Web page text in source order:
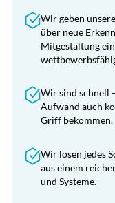
Wir geben
über neue
Mitgestaltung
Wir sind schnell
Aufwand auch
Griff bekommen.
Wir lösen jedes
aus einem
und Systeme.